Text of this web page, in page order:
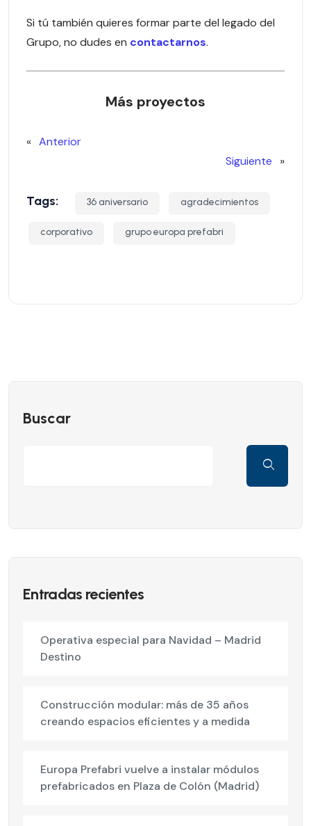
Si tú también quieres formar parte del legado del
Grupo, no dudes en contactarnos.
Más proyectos
« Anterior
Siguiente
»
Tags: 36 aniversario agradecimientos
corporativo grupo europa prefabri
Buscar
Entradas recientes
Operativa especial para Navidad – Madrid
Destino
Construcción modular: más de 35 años
creando espacios eficientes y a medida
Europa Prefabri vuelve a instalar módulos
prefabricados en Plaza de Colón (Madrid)